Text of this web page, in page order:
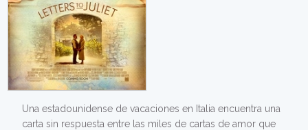
Una estadounidense de vacaciones en Italia encuentra una
carta sin respuesta entre las miles de cartas de amor que